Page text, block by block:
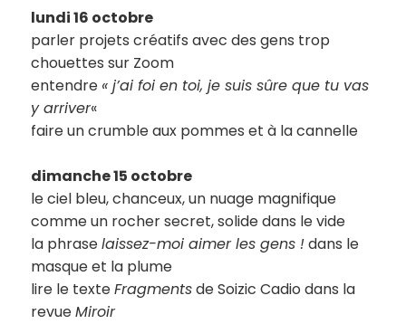
lundi 16 octobre
parler projets créatifs avec des gens trop
chouettes sur Zoom
entendre « j’ai foi en toi, je suis sûre que tu vas
y arriver«
faire un crumble aux pommes et à la cannelle
dimanche 15 octobre
le ciel bleu, chanceux, un nuage magnifique
comme un rocher secret, solide dans le vide
la phraselaissez-moi aimer les gens !dans le
masque et la plume
lire le texteFragmentsde Soizic Cadio dans la
revueMiroir